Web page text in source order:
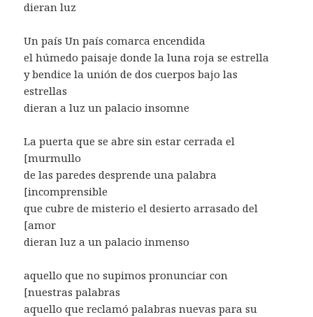
dieran luz
Un país Un país comarca encendida
el húmedo paisaje donde la luna roja se estrella
y bendice la unión de dos cuerpos bajo las
estrellas
dieran a luz un palacio insomne
La puerta que se abre sin estar cerrada el
[murmullo
de las paredes desprende una palabra
[incomprensible
que cubre de misterio el desierto arrasado del
[amor
dieran luz a un palacio inmenso
aquello que no supimos pronunciar con
[nuestras palabras
aquello que reclamó palabras nuevas para su